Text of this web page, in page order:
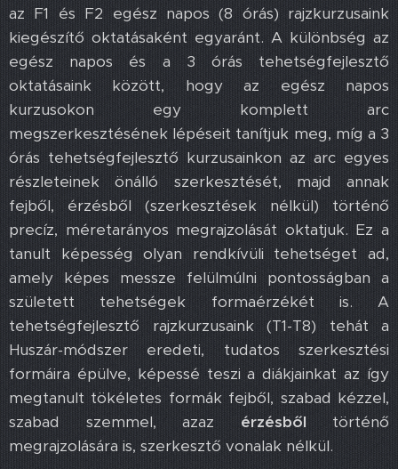
az F1 és F2 egész napos (8 órás) rajzkurzusaink
kiegészítő oktatásaként egyaránt. A különbség az
egész napos és a 3 órás tehetségfejlesztő
oktatásaink között, hogy az egész napos
kurzusokon egy komplett arc
megszerkesztésének lépéseit tanítjuk meg, míg a 3
órás tehetségfejlesztő kurzusainkon az arc egyes
részleteinek önálló szerkesztését, majd annak
fejből, érzésből (szerkesztések nélkül) történő
precíz, méretarányos megrajzolását oktatjuk. Ez a
tanult képesség olyan rendkívüli tehetséget ad,
amely képes messze felülmúlni pontosságban a
született tehetségek formaérzékét is. A
tehetségfejlesztő rajzkurzusaink (T1-T8) tehát a
Huszár-módszer eredeti, tudatos szerkesztési
formáira épülve, képessé teszi a diákjainkat az így
megtanult tökéletes formák fejből, szabad kézzel,
szabad szemmel, azaz érzésből történő
megrajzolására is, szerkesztő vonalak nélkül.